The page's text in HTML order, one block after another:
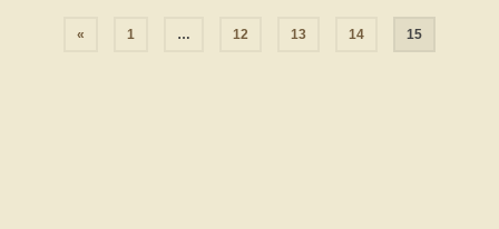
Navigacija
« 1 … 12 13 14 15